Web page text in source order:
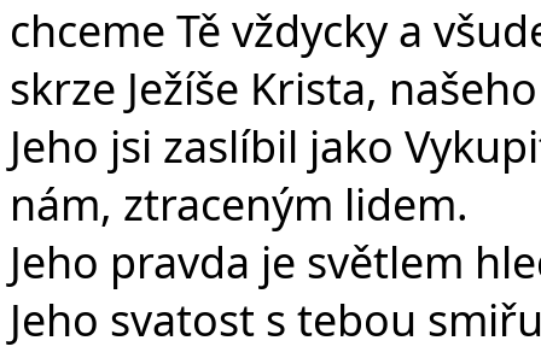
chceme Tě vždycky a
skrze Ježíše Krista,
Jeho jsi zaslíbil jako
nám, ztraceným lidem.
Jeho pravda je světlem
Jeho svatost s tebou